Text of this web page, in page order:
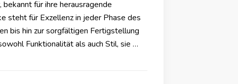
für ihre herausragende
steht für Exzellenz in jeder Phase des
bis hin zur sorgfältigen Fertigstellung
Funktionalität als auch Stil, sie …